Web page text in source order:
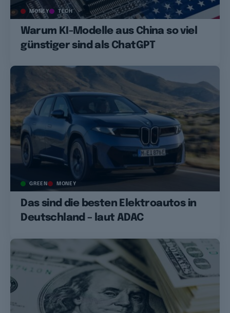
MONEY TECH
Warum KI-Modelle aus China so viel
günstiger sind als ChatGPT
GREEN MONEY
Das sind die besten Elektroautos in
Deutschland – laut ADAC